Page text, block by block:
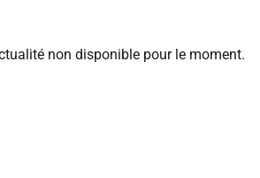
non disponible pour le moment.